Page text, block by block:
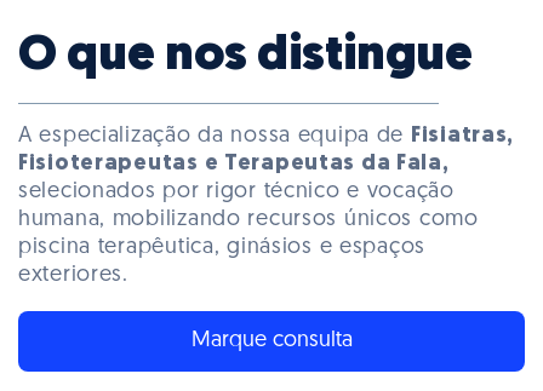
O que nos distingue
A especialização da nossa equipa de Fisiatras,
Fisioterapeutas e Terapeutas da Fala,
selecionados por rigor técnico e vocação
humana, mobilizando recursos únicos como
piscina terapêutica, ginásios e espaços
exteriores.
Marque consulta